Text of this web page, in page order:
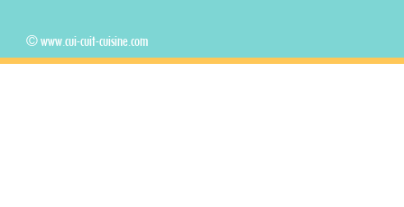
© www.cui-cuit-cuisine.com